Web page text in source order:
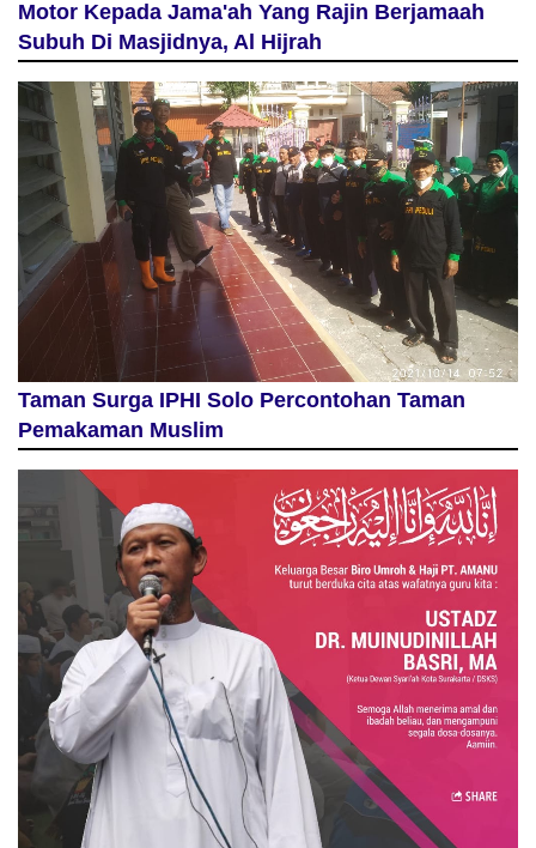
Motor Kepada Jama'ah Yang Rajin Berjamaah
Subuh Di Masjidnya, Al Hijrah
Taman Surga IPHI Solo Percontohan Taman
Pemakaman Muslim